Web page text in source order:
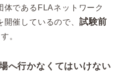
体であるFLAネットワーク
催しているので、 試験前
。
へ行かなくてはいけない